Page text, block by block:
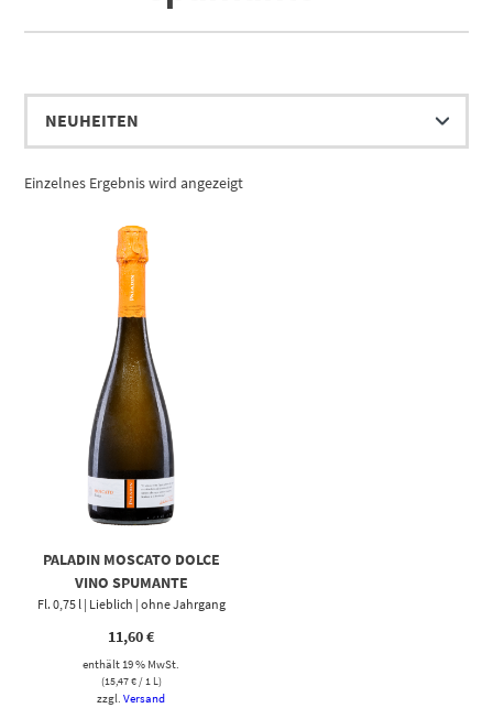
Einzelnes Ergebnis wird angezeigt
PALADIN MOSCATO DOLCE
VINO SPUMANTE
Fl. 0,75 l | Lieblich | ohne Jahrgang
11,60€
enthält 19 % MwSt.
(15,47€/ 1 L)
zzgl.Versand